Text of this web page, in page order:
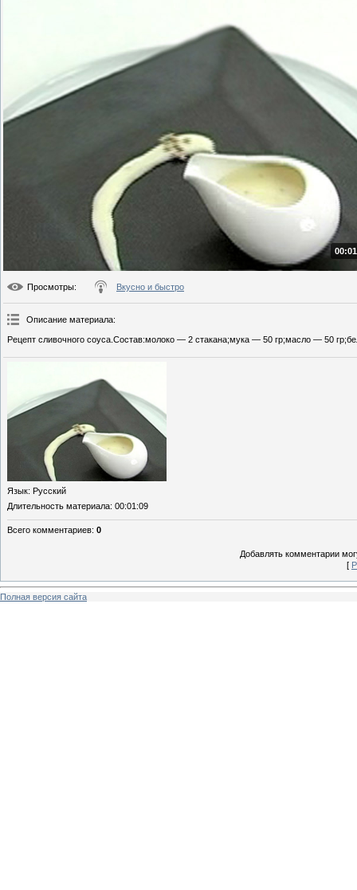
Просмотры: Вкусно и быстро
Описание материала:
Рецепт сливочного соуса.Состав:молоко — 2 стакана;мука — 50 гр;масло — 50
Язык: Русский
Длительность материала: 00:01:09
Всего комментариев: 0
Добавлять комментарии
[
Полная версия сайта